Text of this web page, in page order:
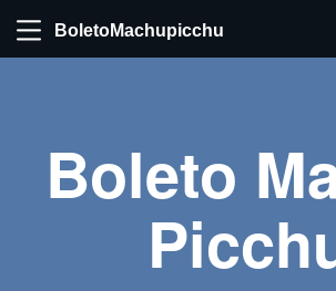
BoletoMachupicchu
Boleto